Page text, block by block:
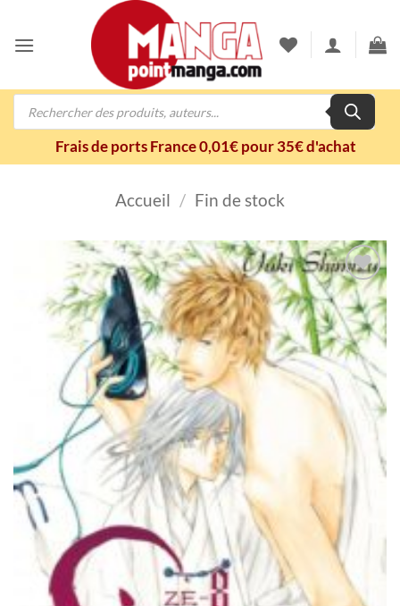
contenu
Recherche
Frais de ports France 0,01€ pour 35€ d'achat
Accueil / Fin de stock
Ajouter
à la
wishlist